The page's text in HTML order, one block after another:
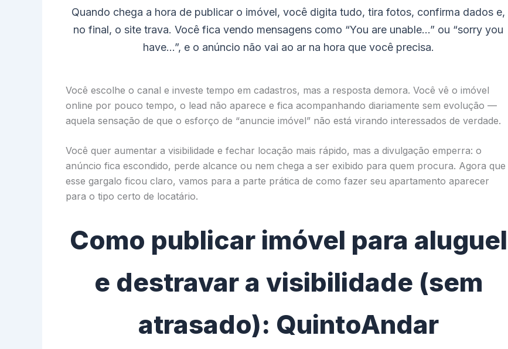
Quando chega a hora de publicar o imóvel, você digita tudo, tira fotos, confirma dados e,
no final, o site trava. Você fica vendo mensagens como “You are unable…” ou “sorry you
have…”, e o anúncio não vai ao ar na hora que você precisa.
Você escolhe o canal e investe tempo em cadastros, mas a resposta demora. Você vê o imóvel
online por pouco tempo, o lead não aparece e fica acompanhando diariamente sem evolução —
aquela sensação de que o esforço de “anuncie imóvel” não está virando interessados de verdade.
Você quer aumentar a visibilidade e fechar locação mais rápido, mas a divulgação emperra: o
anúncio fica escondido, perde alcance ou nem chega a ser exibido para quem procura. Agora que
esse gargalo ficou claro, vamos para a parte prática de como fazer seu apartamento aparecer
para o tipo certo de locatário.
Como publicar imóvel para aluguel
e destravar a visibilidade (sem
atrasado): QuintoAndar